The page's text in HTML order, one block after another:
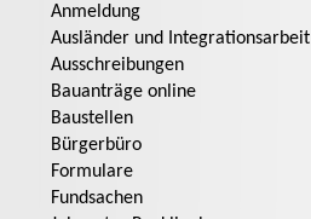
Anmeldung
Ausländer und Integrationsarbeit
Ausschreibungen
Bauanträge online
Baustellen
Bürgerbüro
Formulare
Fundsachen